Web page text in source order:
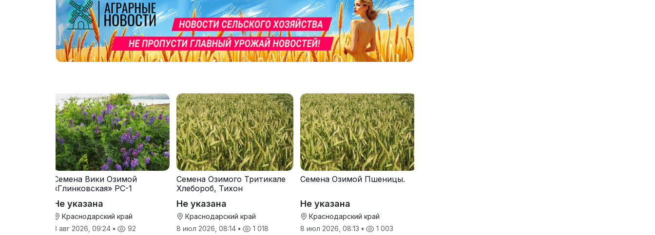
Семена Вики Озимой
«Глинковская» РС-1
Не указана
Краснодарский край
3 авг 2026, 09:24 • 92
Семена Озимого Тритикале
Хлебороб, Тихон
Не указана
Краснодарский край
8 июл 2026, 08:14 • 1 018
Семена Озимой Пшеницы.
Не указана
Краснодарский край
8 июл 2026, 08:13 • 1 003